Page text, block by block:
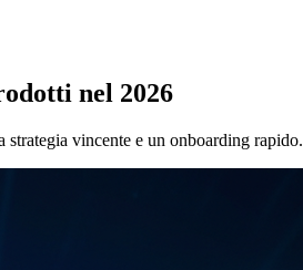
nel 2026
vincente e un onboarding rapido.